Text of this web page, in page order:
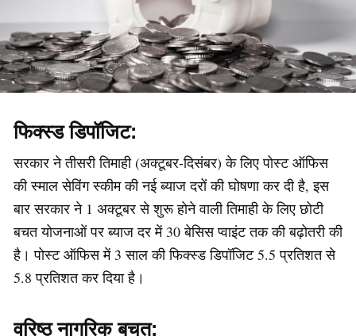
फिक्स्ड डिपॉजिट:
सरकार ने तीसरी तिमाही (अक्टूबर-दिसंबर) के लिए पोस्ट ऑफिस
की स्माल सेविंग स्कीम की नई ब्याज दरों की घोषणा कर दी है, इस
बार सरकार ने 1 अक्टूबर से शुरू होने वाली तिमाही के लिए छोटी
बचत योजनाओं पर ब्याज दर में 30 बेसिस प्वाइंट तक की बढ़ोतरी की
है। पोस्ट ऑफिस में 3 साल की फिक्स्ड डिपॉजिट 5.5 प्रतिशत से
5.8 प्रतिशत कर दिया है।
वरिष्ठ नागरिक बचत: